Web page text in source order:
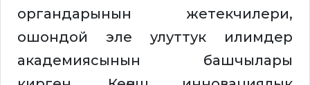
органдарынын жетекчилери,
ошондой эле улуттук илимдер
академиясынын башчылары